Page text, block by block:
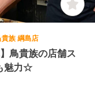
族 綱島店
鳥貴族の店舗ス
魅力☆